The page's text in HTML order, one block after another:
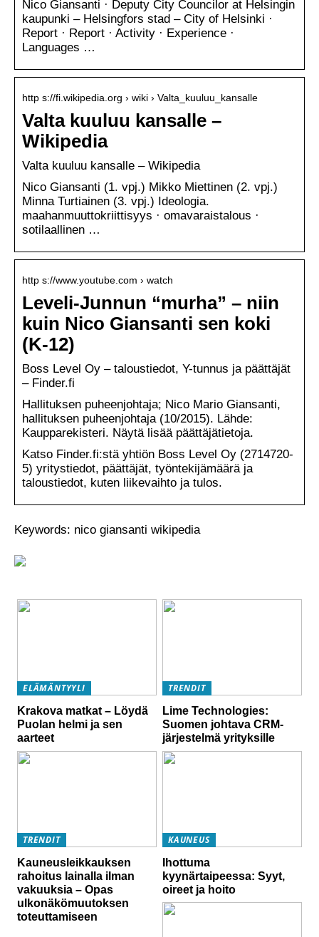
Nico Giansanti · Deputy City Councilor at Helsingin
kaupunki – Helsingfors stad – City of Helsinki ·
Report · Report · Activity · Experience ·
Languages …
http s://fi.wikipedia.org › wiki › Valta_kuuluu_kansalle
Valta kuuluu kansalle –
Wikipedia
Valta kuuluu kansalle – Wikipedia
Nico Giansanti (1. vpj.) Mikko Miettinen (2. vpj.)
Minna Turtiainen (3. vpj.) Ideologia.
maahanmuuttokriittisyys · omavaraistalous ·
sotilaallinen …
http s://www.youtube.com › watch
Leveli-Junnun “murha” – niin
kuin Nico Giansanti sen koki
(K-12)
Boss Level Oy – taloustiedot, Y-tunnus ja päättäjät
– Finder.fi
Hallituksen puheenjohtaja; Nico Mario Giansanti,
hallituksen puheenjohtaja (10/2015). Lähde:
Kaupparekisteri. Näytä lisää päättäjätietoja.
Katso Finder.fi:stä yhtiön Boss Level Oy (2714720-
5) yritystiedot, päättäjät, työntekijämäärä ja
taloustiedot, kuten liikevaihto ja tulos.
Keywords: nico giansanti wikipedia
ELÄMÄNTYYLI
Krakova matkat – Löydä
Puolan helmi ja sen
aarteet
TRENDIT
Lime Technologies:
Suomen johtava CRM-
järjestelmä yrityksille
TRENDIT
Kauneusleikkauksen
rahoitus lainalla ilman
vakuuksia – Opas
ulkonäkömuutoksen
toteuttamiseen
KAUNEUS
Ihottuma
kyynärtaipeessa: Syyt,
oireet ja hoito